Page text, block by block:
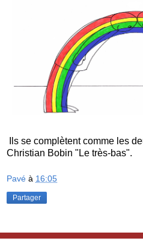
Ils se complètent comme les
Christian Bobin "Le très-bas".
Pavé à 16:05
Partager